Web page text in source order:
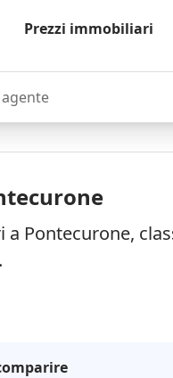
Prezzi immobiliari
Pontecurone,